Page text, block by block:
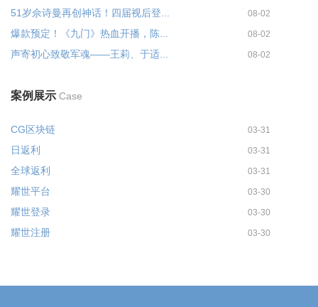
51岁佘诗曼再创神话！四届视后登... 08-02
爆款预定！《九门》热血开播，陈... 08-02
声寄初心致敬军魂——王莉、于适... 08-02
案例展示 Case
CG区块链 03-31
日返利 03-31
全球返利 03-31
耀世平台 03-30
耀世登录 03-30
耀世注册 03-30